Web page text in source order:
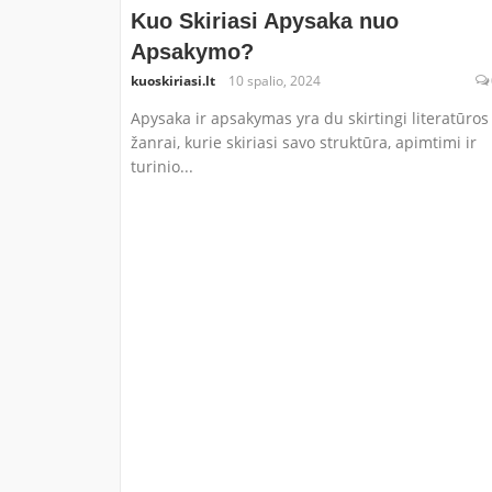
Kuo Skiriasi Apysaka nuo
Apsakymo?
kuoskiriasi.lt 10 spalio, 2024
Apysaka ir apsakymas yra du skirtingi literatūros
žanrai, kurie skiriasi savo struktūra, apimtimi ir
turinio...